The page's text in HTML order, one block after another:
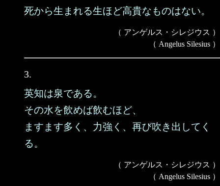
死から生まれる生ほど高貴なものはない。
（ アンゲルス・シレジウス ）
（ Angelus Silesius ）
3.
英知は泉である。
その水を飲めば飲むほど、
ますます多く、力強く、再び吹き出してく
る。
（ アンゲルス・シレジウス ）
（ Angelus Silesius ）